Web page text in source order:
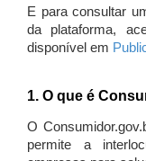
E para consultar
da plataforma,
disponível em
1. O que é
O
permite a